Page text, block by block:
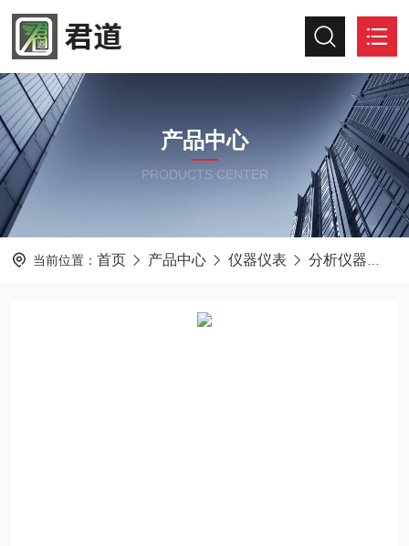
产品中心
PRODUCTS CENTER
当前位置： 首页 产品中心 仪器仪表 分析仪器